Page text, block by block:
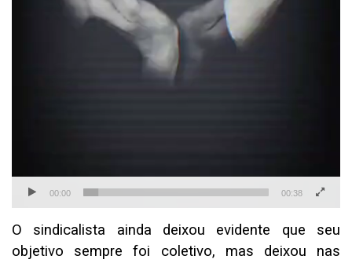
00:00 00:38
O sindicalista ainda deixou evidente que seu
objetivo sempre foi coletivo, mas deixou nas